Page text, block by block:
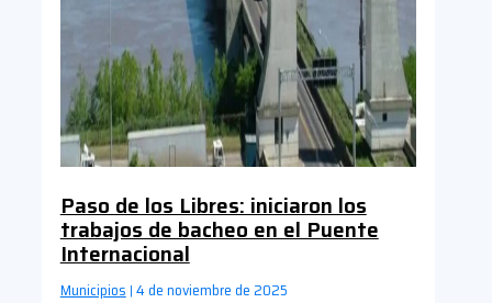
Paso de los Libres: iniciaron los
trabajos de bacheo en el Puente
Internacional
Municipios | 4 de noviembre de 2025